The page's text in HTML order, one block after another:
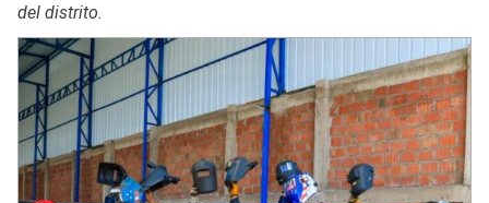
del distrito.